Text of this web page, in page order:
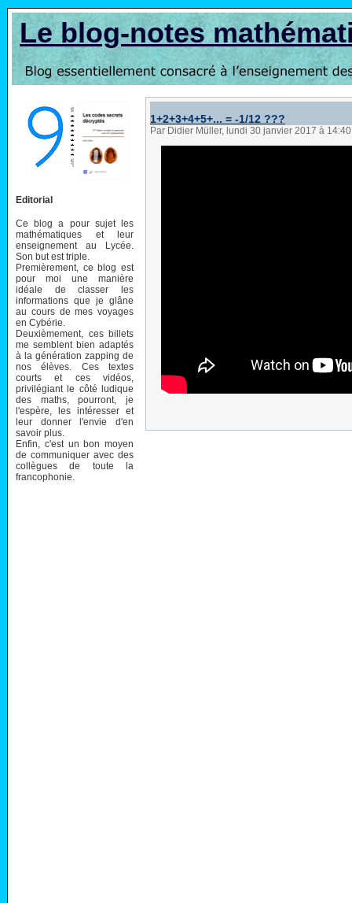
Le blog-notes
Editorial
Ce blog a pour sujet les
mathématiques et leur
enseignement au Lycée.
Son but est triple.
Premièrement, ce blog est
pour moi une manière
idéale de classer les
informations que je glâne
au cours de mes voyages
en Cybérie.
Deuxièmement, ces billets
me semblent bien adaptés
à la génération zapping de
nos élèves. Ces textes
courts et ces vidéos,
privilégiant le côté ludique
des maths, pourront, je
l'espère, les intéresser et
leur donner l'envie d'en
savoir plus.
Enfin, c'est un bon moyen
de communiquer avec des
collègues de toute la
francophonie.
1+2+3+4+5+... = -1/12 ???
Par Didier Müller, lundi 30 janvier 2017 à